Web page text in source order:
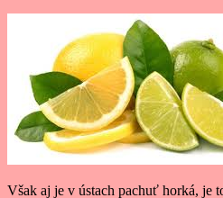
Však aj je v ústach pachuť horká, je